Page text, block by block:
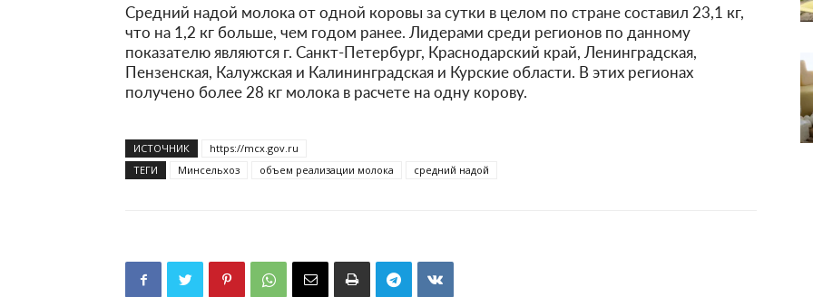
Средний надой молока от одной коровы за сутки в целом по стране составил 23,1 кг,
что на 1,2 кг больше, чем годом ранее. Лидерами среди регионов по данному
показателю являются г. Санкт-Петербург, Краснодарский край, Ленинградская,
Пензенская, Калужская и Калининградская и Курские области. В этих регионах
получено более 28 кг молока в расчете на одну корову.
ИСТОЧНИК
https://mcx.gov.ru
ТЕГИ
Минсельхоз объем реализации молока средний надой